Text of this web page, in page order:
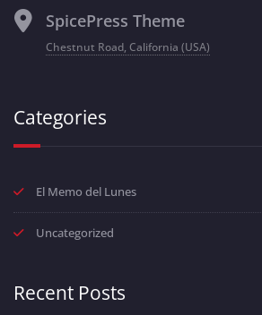
SpicePress Theme
Chestnut Road, California (USA)
Categories
El Memo del Lunes
Uncategorized
Recent Posts